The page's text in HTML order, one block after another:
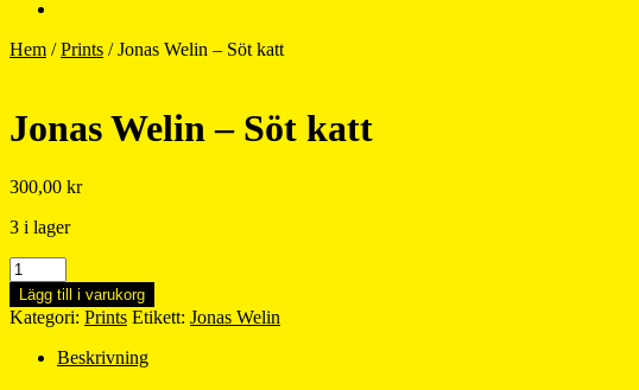
Hem /Prints /Jonas Welin – Söt katt
Jonas Welin – Söt katt
300,00 kr
3 i lager
Jonas
Welin
–
Söt
mängd
Lägg till i varukorg
Kategori: Prints Etikett: Jonas Welin
Beskrivning